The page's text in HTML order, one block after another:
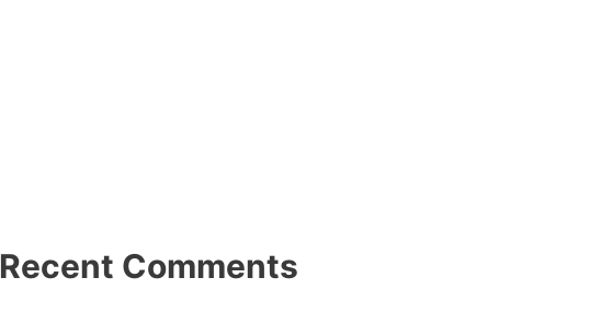
Recent Comments